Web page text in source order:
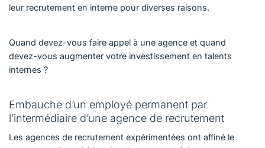
leur recrutement en interne pour diverses raisons.
Quand devez-vous faire appel à une agence et quand
devez-vous augmenter votre investissement en talents
internes ?
Embauche d’un employé permanent par
l’intermédiaire d’une agence de recrutement
Les agences de recrutement expérimentées ont affiné le